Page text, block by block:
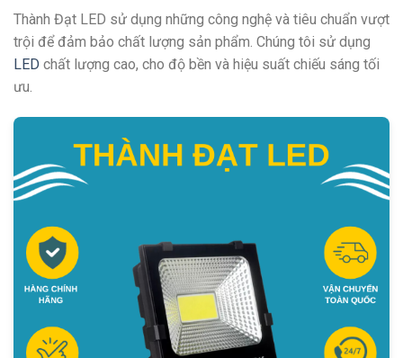
Thành Đạt LED sử dụng những công nghệ và tiêu chuẩn vượt
trội để đảm bảo chất lượng sản phẩm. Chúng tôi sử dụng
LED chất lượng cao, cho độ bền và hiệu suất chiếu sáng tối
ưu.